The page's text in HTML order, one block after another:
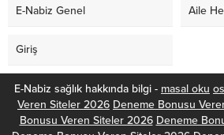
E-Nabiz Genel Aile
Giriş
E-Nabiz sağlık hakkında bilgi - masal oku
Veren Siteler 2026 Deneme Bonusu
Bonusu Veren Siteler 2026 Deneme